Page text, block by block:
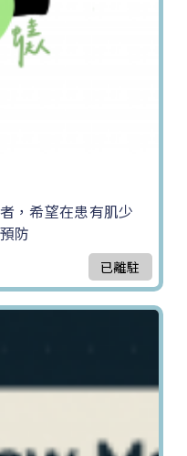
，希望在患有肌少
防
已離駐